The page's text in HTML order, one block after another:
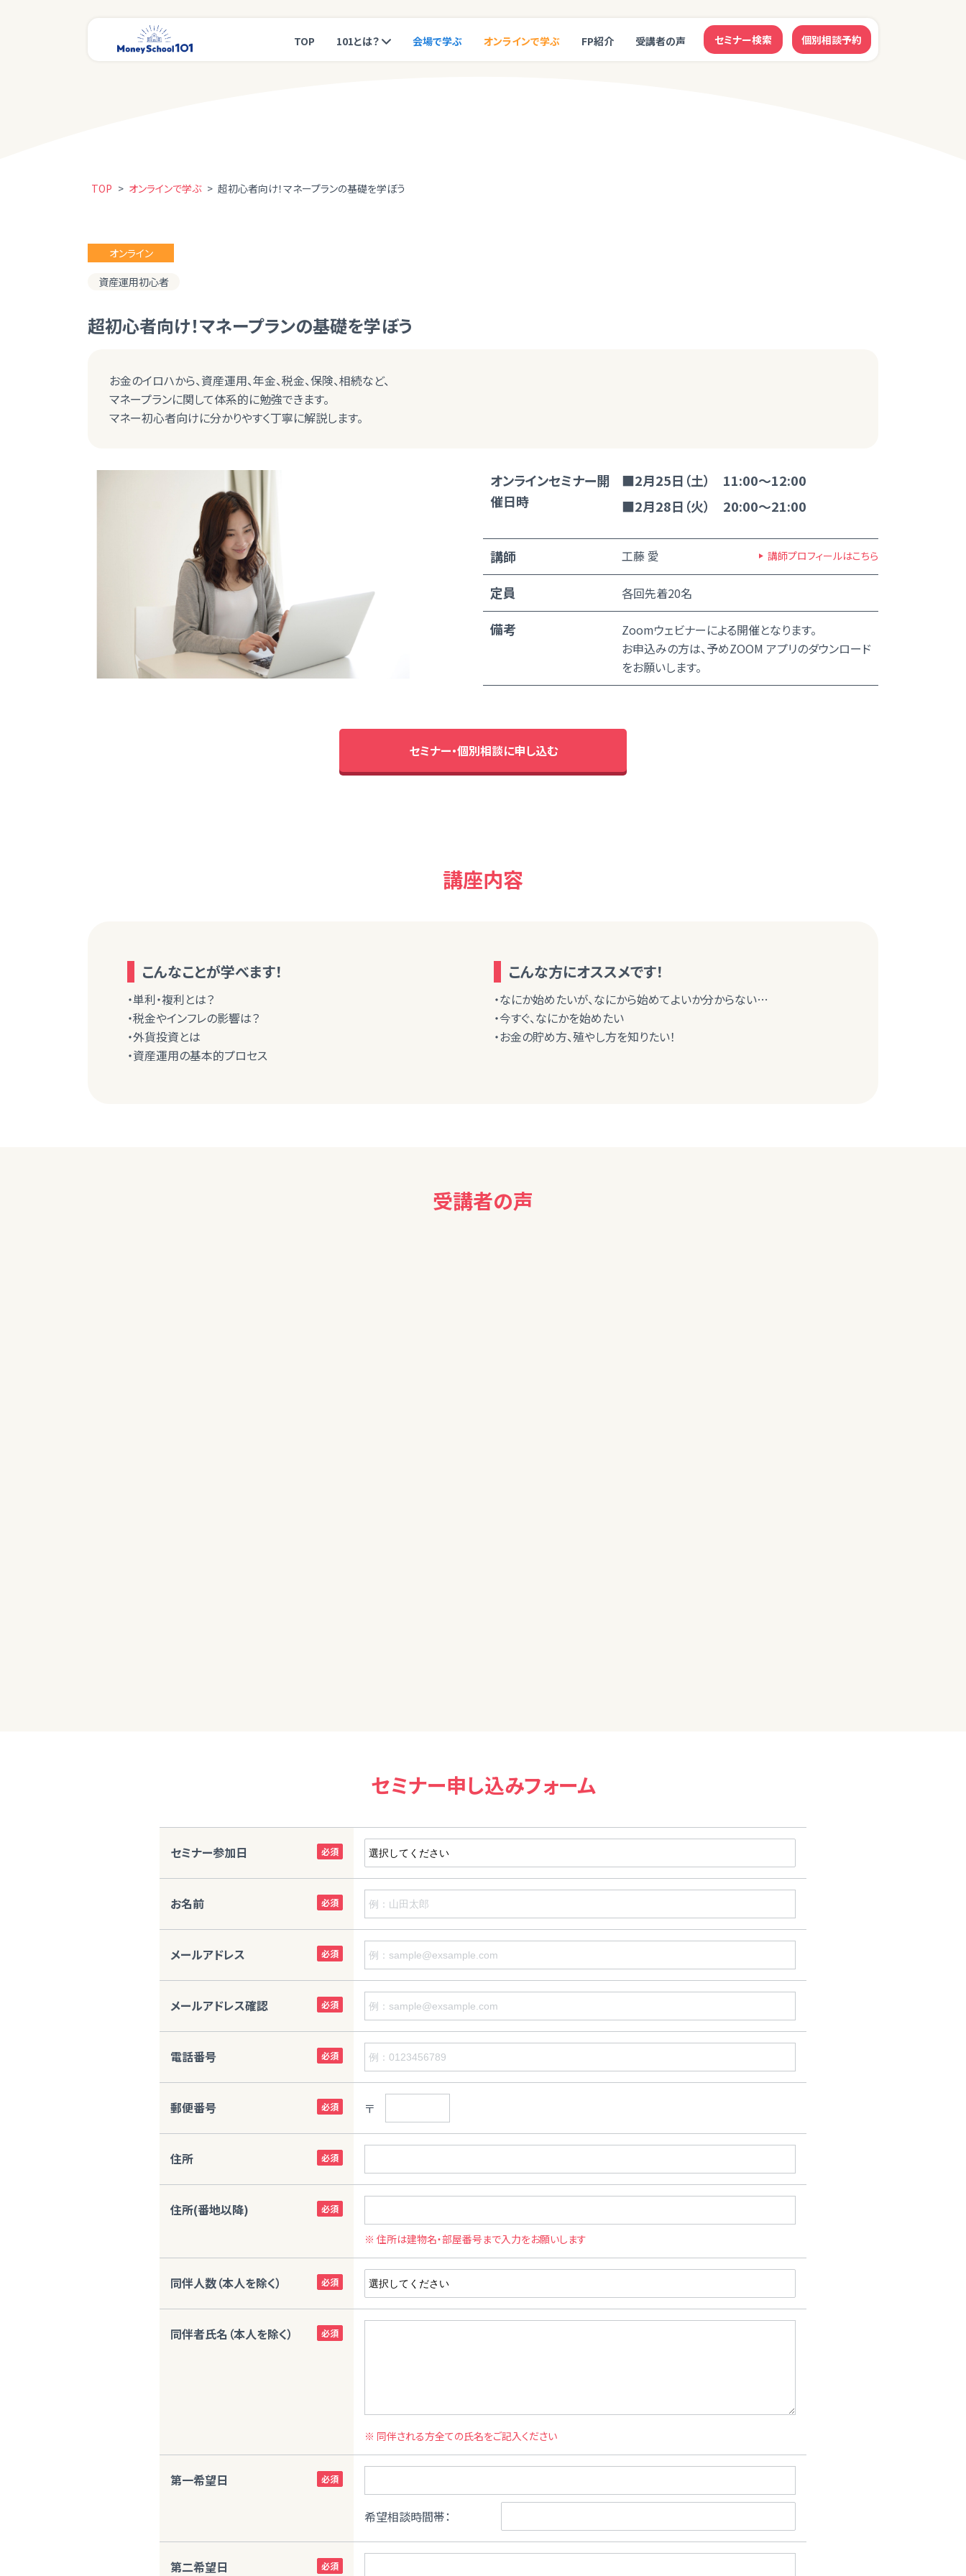
TOP 101とは？ 会場で学ぶ オンラインで学ぶ FP紹介 受講者の声 セミナー検索 個別相談予約
TOP > オンラインで学ぶ > 超初心者向け！マネープランの基礎を学ぼう
オンライン
資産運用初心者
超初心者向け！マネープランの基礎を学ぼう
お金のイロハから、資産運用、年金、税金、保険、相続など、
マネープランに関して体系的に勉強できます。
マネー初心者向けに分かりやすく丁寧に解説します。
オンラインセミナー開
催日時
■2月25日（土） 11:00～12:00
■2月28日（火） 20:00～21:00
講師 工藤 愛 講師プロフィールはこちら
定員 各回先着20名
備考
Zoomウェビナーによる開催となります。
お申込みの方は、予めZOOM アプリのダウンロード
をお願いします。
セミナー・個別相談に申し込む
講座内容
こんなことが学べます！
・単利・複利とは？
・税金やインフレの影響は？
・外貨投資とは
・資産運用の基本的プロセス
こんな方にオススメです！
・なにか始めたいが、なにから始めてよいか分からない…
・今すぐ、なにかを始めたい
・お金の貯め方、殖やし方を知りたい！
受講者の声
セミナー申し込みフォーム
セミナー参加日
お名前
メールアドレス
メールアドレス確認
電話番号
郵便番号 〒
住所
住所(番地以降)
※ 住所は建物名・部屋番号まで入力をお願いします
同伴人数（本人を除く）
同伴者氏名（本人を除く）
※ 同伴される方全ての氏名をご記入ください
第一希望日
希望相談時間帯：
第二希望日